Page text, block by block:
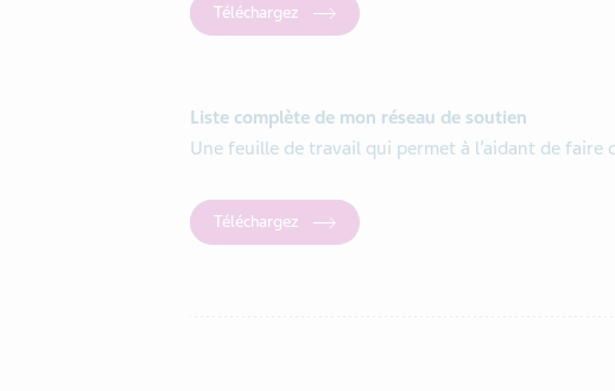
Téléchargez
Liste complète de mon réseau de soutien
Une feuille de travail qui permet à l’aidant de
Téléchargez